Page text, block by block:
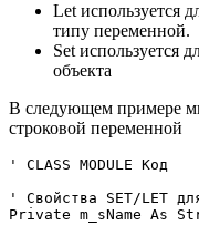
Let используется
типу переменной.
Set используется
объекта
В следующем примере
строковой переменной
' CLASS MODULE Код
' Свойства SET/LET
Private m_sName As